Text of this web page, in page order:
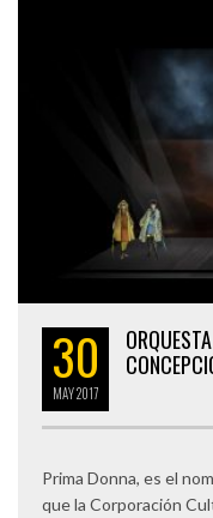
30
MAY2017
Prima Donna, es el
que la Corporación